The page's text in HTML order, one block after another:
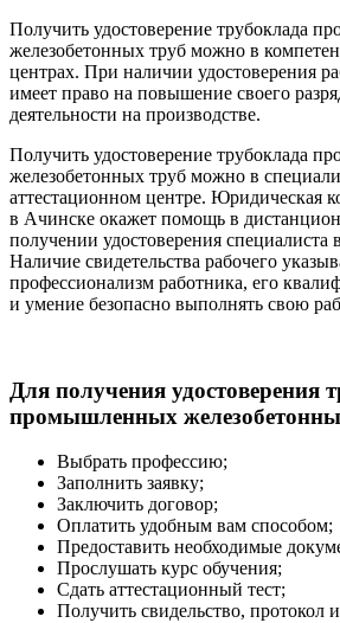
Получить удостоверение трубоклада
железобетонных труб можно в
центрах. При наличии удостоверения
имеет право на повышение своего
деятельности на производстве.
Получить удостоверение трубоклада
железобетонных труб можно в
аттестационном центре. Юридическая
в Ачинске окажет помощь в
получении удостоверения специалиста
Наличие свидетельства рабочего
профессионализм работника, его
и умение безопасно выполнять свою
Для получения удостоверения
промышленных
Выбрать профессию;
Заполнить заявку;
Заключить договор;
Оплатить удобным вам способом;
Предоставить необходимые
Прослушать курс обучения;
Сдать аттестационный тест;
Получить свидельство, протокол